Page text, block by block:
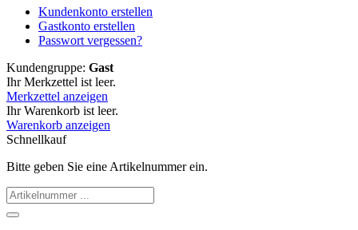
Kundenkonto erstellen
Gastkonto erstellen
Passwort vergessen?
Kundengruppe: Gast
Ihr Merkzettel ist leer.
Merkzettel anzeigen
Ihr Warenkorb ist leer.
Warenkorb anzeigen
Schnellkauf
Bitte geben Sie eine Artikelnummer ein.